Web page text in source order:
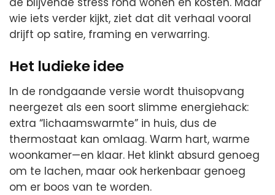
wie iets verder kijkt, ziet dat dit verhaal vooral
drijft op satire, framing en verwarring.
Het ludieke idee
In de rondgaande versie wordt thuisopvang
neergezet als een soort slimme energiehack:
extra “lichaamswarmte” in huis, dus de
thermostaat kan omlaag. Warm hart, warme
woonkamer—en klaar. Het klinkt absurd genoeg
om te lachen, maar ook herkenbaar genoeg
om er boos van te worden.